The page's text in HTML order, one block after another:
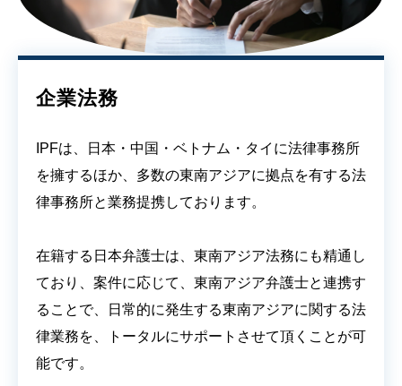
企業法務
IPFは、日本・中国・ベトナム・タイに法律事務所
を擁するほか、多数の東南アジアに拠点を有する法
律事務所と業務提携しております。
在籍する日本弁護士は、東南アジア法務にも精通し
ており、案件に応じて、東南アジア弁護士と連携す
ることで、日常的に発生する東南アジアに関する法
律業務を、トータルにサポートさせて頂くことが可
能です。